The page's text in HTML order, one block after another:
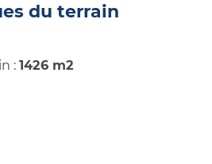
du terrain
: 1426 m2